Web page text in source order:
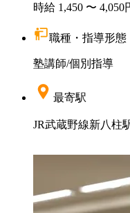
時給 1,450 〜 4,050
職種・指導形態
塾講師/個別指導
最寄駅
JR武蔵野線新八柱